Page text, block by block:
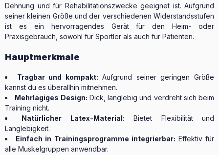
Dehnung und für Rehabilitationszwecke geeignet ist. Aufgrund
seiner kleinen Größe und der verschiedenen Widerstandsstufen
ist es ein hervorragendes Gerät für den Heim- oder
Praxisgebrauch, sowohl für Sportler als auch für Patienten.
Hauptmerkmale
Tragbar und kompakt: Aufgrund seiner geringen Größe
kannst du es überallhin mitnehmen.
Mehrlagiges Design: Dick, langlebig und verdreht sich beim
Training nicht.
Natürlicher Latex-Material: Bietet Flexibilität und
Langlebigkeit.
Einfach in Trainingsprogramme integrierbar: Effektiv für
alle Muskelgruppen anwendbar.